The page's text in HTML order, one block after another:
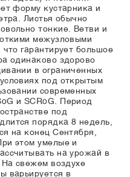
форму кустарника и
Листья обычно
тонкие. Ветви и
межузловыми
гарантирует большое
одинаково здорово
в ограниченных
под открытым
современных
и SCRoG. Период
под
порядка 8 недель,
на конец Сентября,
этом умелые и
на урожай в
свежем воздухе
варьируется в